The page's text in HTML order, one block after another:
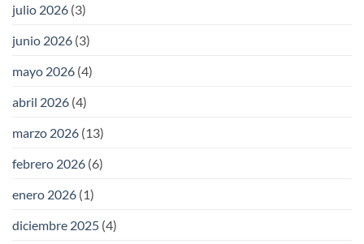
julio 2026 (3)
junio 2026 (3)
mayo 2026 (4)
abril 2026 (4)
marzo 2026 (13)
febrero 2026 (6)
enero 2026 (1)
diciembre 2025 (4)